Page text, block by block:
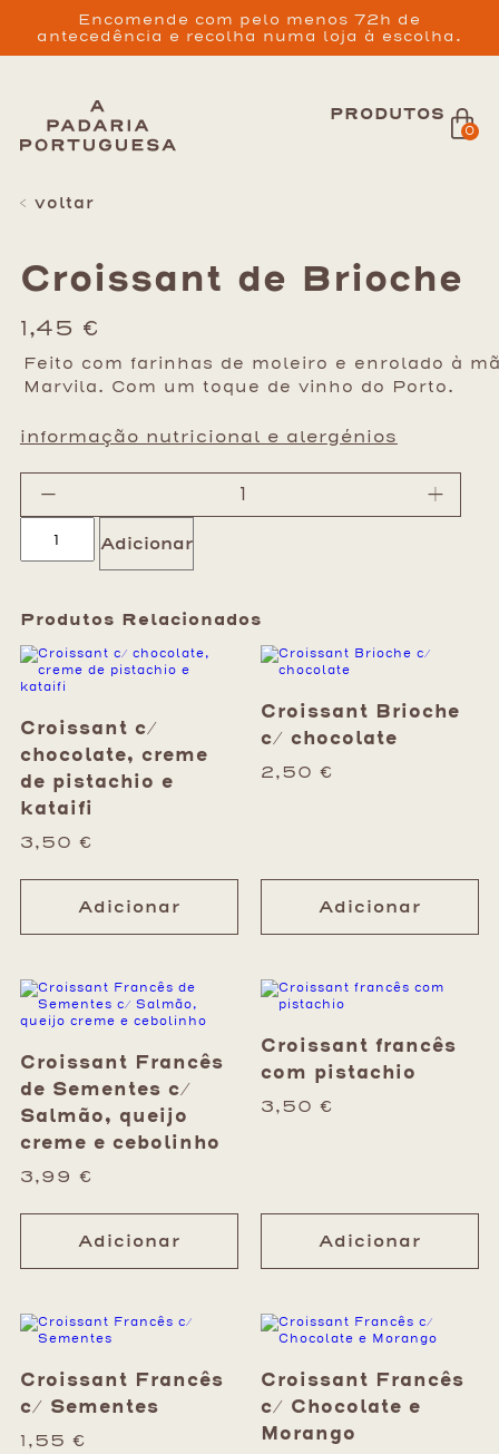
Encomende com pelo menos 72h de
antecedência e recolha numa loja à escolha.
PRODUTOS
0
< voltar
Croissant de Brioche
1,45 €
Feito com farinhas de moleiro e enrolado à
Marvila. Com um toque de vinho do Porto.
informação nutricional e alergénios
- +
Adicionar
Produtos Relacionados
Croissant c/
chocolate, creme
de pistachio e
kataifi
3,50 €
Adicionar
Croissant Brioche
c/ chocolate
2,50 €
Adicionar
Croissant Francês
de Sementes c/
Salmão, queijo
creme e cebolinho
3,99 €
Adicionar
Croissant francês
com pistachio
3,50 €
Adicionar
Croissant Francês
c/ Sementes
1,55 €
Croissant Francês
c/ Chocolate e
Morango